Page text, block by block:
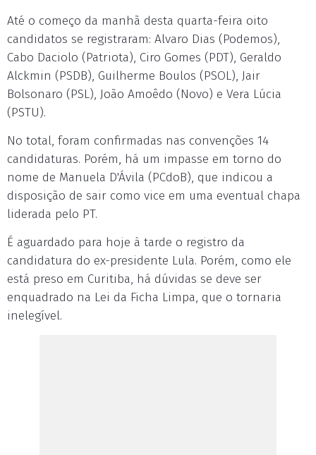
Até o começo da manhã desta quarta-feira oito
candidatos se registraram: Alvaro Dias (Podemos),
Cabo Daciolo (Patriota), Ciro Gomes (PDT), Geraldo
Alckmin (PSDB), Guilherme Boulos (PSOL), Jair
Bolsonaro (PSL), João Amoêdo (Novo) e Vera Lúcia
(PSTU).
No total, foram confirmadas nas convenções 14
candidaturas. Porém, há um impasse em torno do
nome de Manuela D'Ávila (PCdoB), que indicou a
disposição de sair como vice em uma eventual chapa
liderada pelo PT.
É aguardado para hoje à tarde o registro da
candidatura do ex-presidente Lula. Porém, como ele
está preso em Curitiba, há dúvidas se deve ser
enquadrado na Lei da Ficha Limpa, que o tornaria
inelegível.